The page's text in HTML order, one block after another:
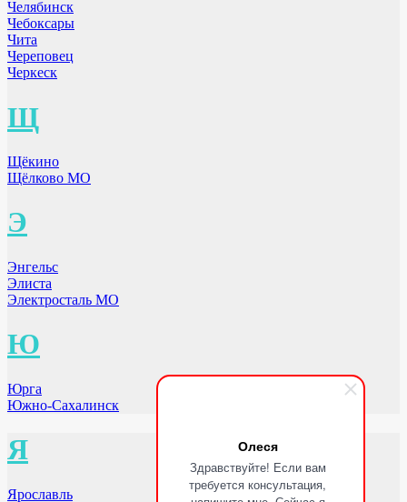
Олеся
Здравствуйте! Если вам
требуется консультация,
Челябинск
Чебоксары
Чита
Череповец
Черкеск
Щ
Щёкино
Щёлково МО
Э
Энгельс
Элиста
Электросталь МО
Ю
Юрга
Южно-Сахалинск
Я
Ярославль